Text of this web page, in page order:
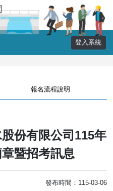
登入系統
報名流程說明
股份有限公司115年
暨招考訊息
發布時間：115-03-06